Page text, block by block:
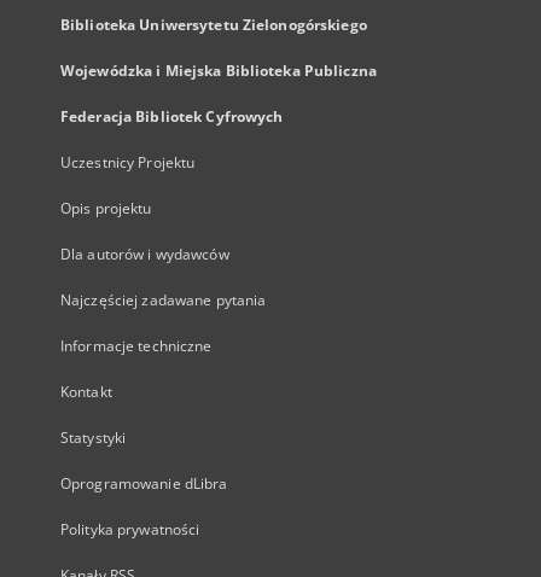
Biblioteka Uniwersytetu Zielonogórskiego
Wojewódzka i Miejska Biblioteka Publiczna
Federacja Bibliotek Cyfrowych
Uczestnicy Projektu
Opis projektu
Dla autorów i wydawców
Najczęściej zadawane pytania
Informacje techniczne
Kontakt
Statystyki
Oprogramowanie dLibra
Polityka prywatności